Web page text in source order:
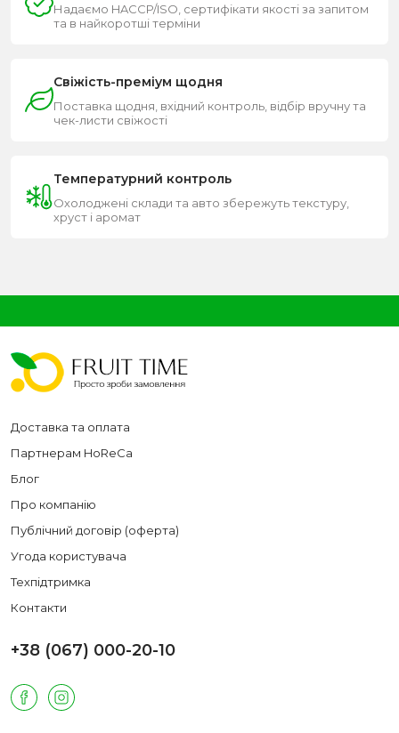
Надаємо HACCP/ISO, сертифікати якості за запитом
та в найкоротші терміни
Свіжість-преміум щодня
Поставка щодня, вхідний контроль, відбір вручну та
чек-листи свіжості
Температурний контроль
Охолоджені склади та авто збережуть текстуру,
хруст і аромат
Доставка та оплата
Партнерам HoReCa
Блог
Про компанію
Публічний договір (оферта)
Угода користувача
Техпідтримка
Контакти
+38 (067) 000-20-10